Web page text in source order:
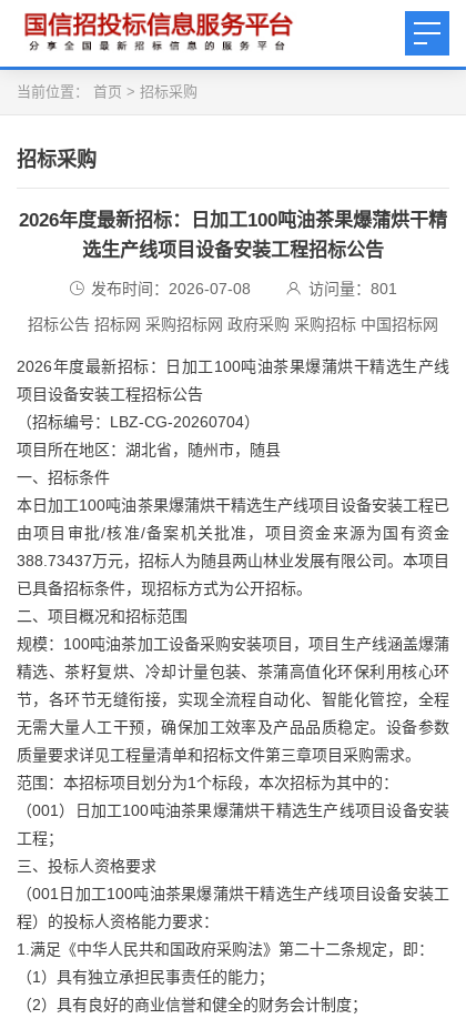
当前位置： 首页 > 招标采购
招标采购
2026年度最新招标：日加工100吨油茶果爆蒲烘干精
选生产线项目设备安装工程招标公告
发布时间：2026-07-08 访问量： 801
招标公告 招标网 采购招标网 政府采购 采购招标 中国招标网
2026年度最新招标：日加工100吨油茶果爆蒲烘干精选生产线
项目设备安装工程招标公告
（招标编号：LBZ-CG-20260704）
项目所在地区：湖北省，随州市，随县
一、招标条件
本日加工100吨油茶果爆蒲烘干精选生产线项目设备安装工程已
由项目审批/核准/备案机关批准，项目资金来源为国有资金
388.73437万元，招标人为随县两山林业发展有限公司。本项目
已具备招标条件，现招标方式为公开招标。
二、项目概况和招标范围
规模：100吨油茶加工设备采购安装项目，项目生产线涵盖爆蒲
精选、茶籽复烘、冷却计量包装、茶蒲高值化环保利用核心环
节，各环节无缝衔接，实现全流程自动化、智能化管控，全程
无需大量人工干预，确保加工效率及产品品质稳定。设备参数
质量要求详见工程量清单和招标文件第三章项目采购需求。
范围：本招标项目划分为1个标段，本次招标为其中的：
（001）日加工100吨油茶果爆蒲烘干精选生产线项目设备安装
工程；
三、投标人资格要求
（001日加工100吨油茶果爆蒲烘干精选生产线项目设备安装工
程）的投标人资格能力要求：
1.满足《中华人民共和国政府采购法》第二十二条规定，即：
（1）具有独立承担民事责任的能力；
（2）具有良好的商业信誉和健全的财务会计制度；